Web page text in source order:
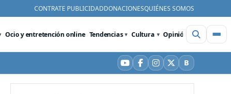
CONTRATE PUBLICIDADDONACIONESQUIÉNES SOMOS
Ocio y entretención online Tendencias Cultura Opinión Videos
YouTube
Facebook
Instagram
X BBluesky